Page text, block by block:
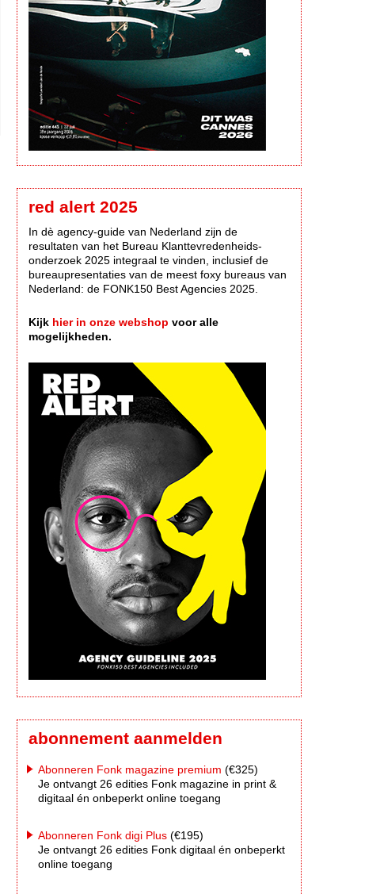
red alert 2025
In dè agency-guide van Nederland zijn de
resultaten van het Bureau Klanttevredenheids-
onderzoek 2025 integraal te vinden, inclusief de
bureaupresentaties van de meest foxy bureaus van
Nederland: de FONK150 Best Agencies 2025.
Kijk hier in onze webshop voor alle
mogelijkheden.
abonnement aanmelden
Abonneren Fonk magazine premium (€325)
Je ontvangt 26 edities Fonk magazine in print &
digitaal én onbeperkt online toegang
Abonneren Fonk digi Plus (€195)
Je ontvangt 26 edities Fonk digitaal én onbeperkt
online toegang